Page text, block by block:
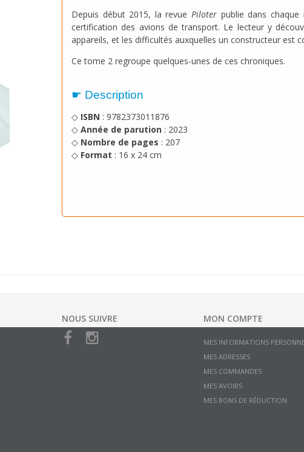
Depuis début 2015, la revue Piloter publie dans
certification des avions de transport. Le lecteur y
appareils, et les difficultés auxquelles un constructeur est
Ce tome 2 regroupe quelques-unes de ces chroniques.
☛ Description
◇ ISBN : 9782373011876
◇ Année de parution : 2023
◇ Nombre de pages : 207
◇ Format : 16 x 24 cm
NOUS SUIVRE MON COMPTE
MES INFORMATIONS
MES ADRESSES
MES COMMANDES
MES AVOIRS
MES BONS DE RÉDUCTION